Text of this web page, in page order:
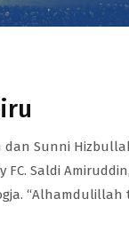
dan Sunni
Saldi